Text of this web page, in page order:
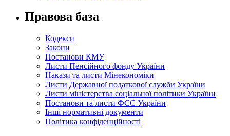
Правова база
Кодекси
Закони
Постанови КМУ
Листи Пенсійного фонду України
Накази та листи Мінекономіки
Листи Державної податкової служби України
Листи міністерства соціальної політики України
Постанови та листи ФСС України
Інші нормативні документи
Політика конфіденційності